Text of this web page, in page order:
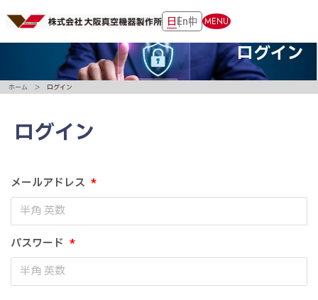
日En中 MENU
ログイン
ログイン
メールアドレス *
パスワード *
ホーム ログイン